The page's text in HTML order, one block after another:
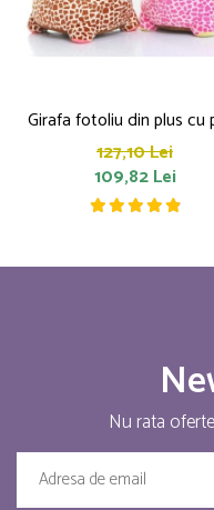
Girafa fotoliu din plus cu
127,10 Lei
109,82 Lei
Nu rata